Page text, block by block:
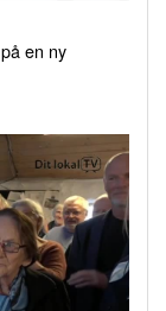
en ny